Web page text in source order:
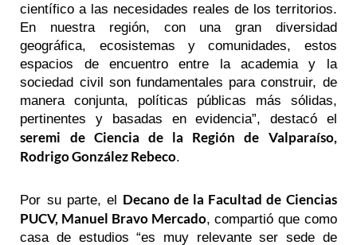
científico a las necesidades reales de los territorios.
En nuestra región, con una gran diversidad
geográfica, ecosistemas y comunidades, estos
espacios de encuentro entre la academia y la
sociedad civil son fundamentales para construir, de
manera conjunta, políticas públicas más sólidas,
pertinentes y basadas en evidencia”, destacó el
seremi de Ciencia de la Región de Valparaíso,
Rodrigo González Rebeco.
Por su parte, el Decano de la Facultad de Ciencias
PUCV, Manuel Bravo Mercado, compartió que como
casa de estudios “es muy relevante ser sede de